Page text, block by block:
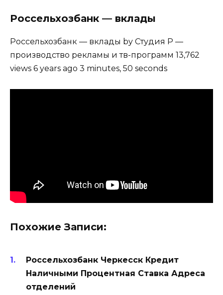
Россельхозбанк — вклады
Россельхозбанк — вклады by Студия Р —
производство рекламы и тв-программ 13,762
views 6 years ago 3 minutes, 50 seconds
Похожие Записи:
Россельхозбанк Черкесск Кредит
Наличными Процентная Ставка Адреса
отделений